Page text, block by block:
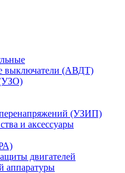
выключатели (АВДТ)
(УЗО)
(УЗИП)
и аксессуары
двигателей
аппаратуры